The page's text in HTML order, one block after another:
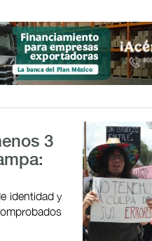
3
identidad y